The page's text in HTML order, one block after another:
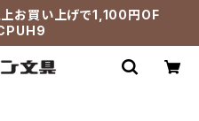
お買い上げで1,100円OF